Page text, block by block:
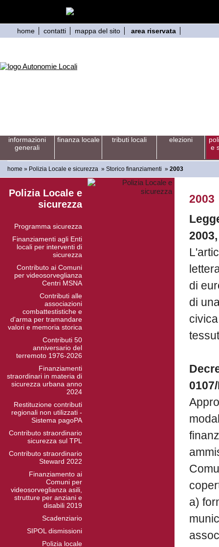
home contatti mappa del sito area riservata
informazioni
generali
finanza locale tributi locali elezioni
e
home » Polizia Locale e sicurezza » Storico finanziamenti » 2003
Polizia Locale e
sicurezza
Programma sicurezza
Finanziamenti agli Enti
locali per interventi di
sicurezza
Contributo ai Comuni
per videosorveglianza
Centri MSNA
Contributi alle
associazioni
combattestistiche e
d'arma per tramandare
valori e memoria storica
Contributi 50
anniversario del
terremoto 1976-2026
Finanziamenti
straordinari in materia di
sicurezza urbana anno
2024
Restituzione contributi
regionali non utilizzati -
Sistema pagoPA
Contributo straordinario
sicurezza sul TPL
Contributo straordinario
Steward 2022
Finanziamento ai
Comuni per
videosorveglianza asili,
strutture per anziani e
disabili 2019
Scadenziario
SIPOL dismissioni
Polizia locale
2003
di
di
a)